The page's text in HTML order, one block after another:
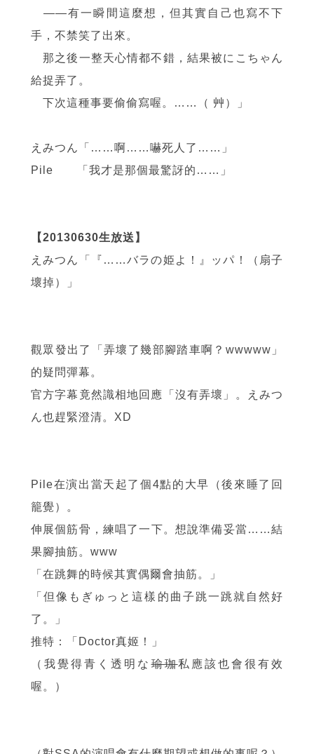
——有一瞬間這麼想，但其實自己也寫不下
手，不禁笑了出來。
那之後一整天心情都不錯，結果被にこちゃん
給捉弄了。
下次這種事要偷偷寫喔。……（ 艸）」
えみつん「……啊……嚇死人了……」
Pile 「我才是那個最驚訝的……」
【20130630生放送】
えみつん「『……バラの姫よ！』ッパ！（扇子
壞掉）」
觀眾發出了「弄壞了幾部腳踏車啊？wwwww」
的疑問彈幕。
官方字幕竟然識相地回應「沒有弄壞」。えみつ
ん也趕緊澄清。XD
Pile在演出當天起了個4點的大早（後來睡了回
籠覺）。
伸展個筋骨，練唱了一下。想說準備妥當……結
果腳抽筋。www
「在跳舞的時候其實偶爾會抽筋。」
「但像もぎゅっと這樣的曲子跳一跳就自然好
了。」
推特：「Doctor真姬！」
（我覺得青く透明な瑜珈私應該也會很有效
喔。）